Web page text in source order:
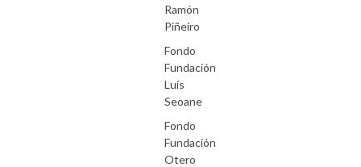
Ramón
Piñeiro
Fondo
Fundación
Luís
Seoane
Fondo
Fundación
Otero